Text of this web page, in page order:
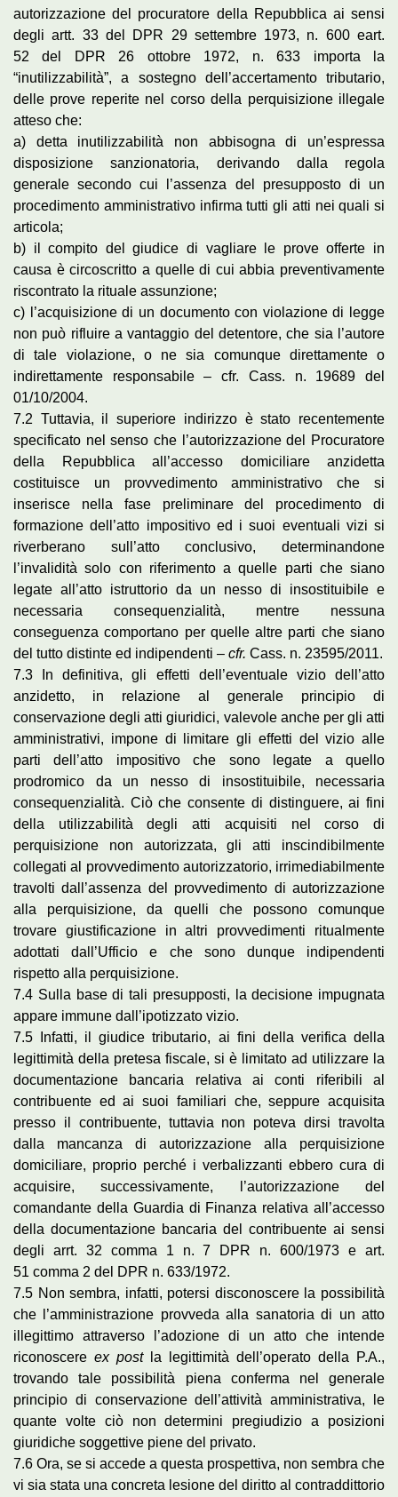
autorizzazione del procuratore della Repubblica ai sensi
degli artt. 33 del DPR 29 settembre 1973, n. 600 eart.
52 del DPR 26 ottobre 1972, n. 633 importa la
“inutilizzabilità”, a sostegno dell’accertamento tributario,
delle prove reperite nel corso della perquisizione illegale
atteso che:
a) detta inutilizzabilità non abbisogna di un’espressa
disposizione sanzionatoria, derivando dalla regola
generale secondo cui l’assenza del presupposto di un
procedimento amministrativo infirma tutti gli atti nei quali si
articola;
b) il compito del giudice di vagliare le prove offerte in
causa è circoscritto a quelle di cui abbia preventivamente
riscontrato la rituale assunzione;
c) l’acquisizione di un documento con violazione di legge
non può rifluire a vantaggio del detentore, che sia l’autore
di tale violazione, o ne sia comunque direttamente o
indirettamente responsabile – cfr. Cass. n. 19689 del
01/10/2004.
7.2 Tuttavia, il superiore indirizzo è stato recentemente
specificato nel senso che l’autorizzazione del Procuratore
della Repubblica all’accesso domiciliare anzidetta
costituisce un provvedimento amministrativo che si
inserisce nella fase preliminare del procedimento di
formazione dell’atto impositivo ed i suoi eventuali vizi si
riverberano sull’atto conclusivo, determinandone
l’invalidità solo con riferimento a quelle parti che siano
legate all’atto istruttorio da un nesso di insostituibile e
necessaria consequenzialità, mentre nessuna
conseguenza comportano per quelle altre parti che siano
del tutto distinte ed indipendenti – cfr. Cass. n. 23595/2011.
7.3 In definitiva, gli effetti dell’eventuale vizio dell’atto
anzidetto, in relazione al generale principio di
conservazione degli atti giuridici, valevole anche per gli atti
amministrativi, impone di limitare gli effetti del vizio alle
parti dell’atto impositivo che sono legate a quello
prodromico da un nesso di insostituibile, necessaria
consequenzialità. Ciò che consente di distinguere, ai fini
della utilizzabilità degli atti acquisiti nel corso di
perquisizione non autorizzata, gli atti inscindibilmente
collegati al provvedimento autorizzatorio, irrimediabilmente
travolti dall’assenza del provvedimento di autorizzazione
alla perquisizione, da quelli che possono comunque
trovare giustificazione in altri provvedimenti ritualmente
adottati dall’Ufficio e che sono dunque indipendenti
rispetto alla perquisizione.
7.4 Sulla base di tali presupposti, la decisione impugnata
appare immune dall’ipotizzato vizio.
7.5 Infatti, il giudice tributario, ai fini della verifica della
legittimità della pretesa fiscale, si è limitato ad utilizzare la
documentazione bancaria relativa ai conti riferibili al
contribuente ed ai suoi familiari che, seppure acquisita
presso il contribuente, tuttavia non poteva dirsi travolta
dalla mancanza di autorizzazione alla perquisizione
domiciliare, proprio perché i verbalizzanti ebbero cura di
acquisire, successivamente, l’autorizzazione del
comandante della Guardia di Finanza relativa all’accesso
della documentazione bancaria del contribuente ai sensi
degli arrt. 32 comma 1 n. 7 DPR n. 600/1973 e art.
51 comma 2 del DPR n. 633/1972.
7.5 Non sembra, infatti, potersi disconoscere la possibilità
che l’amministrazione provveda alla sanatoria di un atto
illegittimo attraverso l’adozione di un atto che intende
riconoscere ex postla legittimità dell’operato della P.A.,
trovando tale possibilità piena conferma nel generale
principio di conservazione dell’attività amministrativa, le
quante volte ciò non determini pregiudizio a posizioni
giuridiche soggettive piene del privato.
7.6 Ora, se si accede a questa prospettiva, non sembra che
vi sia stata una concreta lesione del diritto al contraddittorio